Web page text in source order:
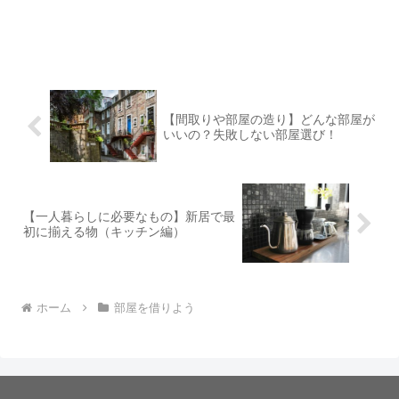
【間取りや部屋の造り】どんな部屋が
いいの？失敗しない部屋選び！
【一人暮らしに必要なもの】新居で最
初に揃える物（キッチン編）
ホーム 部屋を借りよう